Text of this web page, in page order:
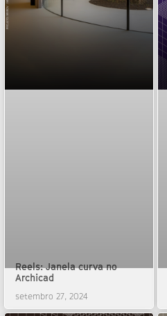
Reels: Janela curva no
Archicad
setembro 27, 2024